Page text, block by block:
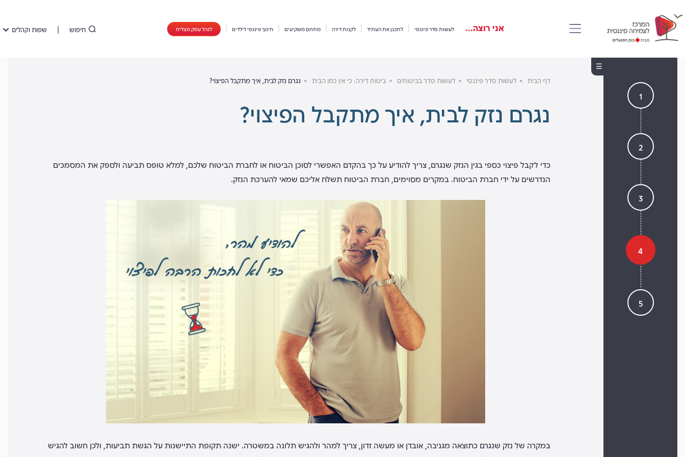
לראש
העמוד
to
main
content
to
footer
אני רוצה... לעשות סדר פיננסי לתכנן את העתיד לקנות דירה מתחם משקיעים חינוך פיננסי לילדים לנהל עסק מצליח חיפוש שפות וקהלים
1
2
3
4
5
דף הבית לעשות סדר פיננסי לעשות סדר בביטוחים ביטוח דירה: כי אין כמו הבית נגרם נזק לבית, איך מתקבל הפיצוי?
נגרם נזק לבית, איך מתקבל הפיצוי?
כדי לקבל פיצוי כספי בגין הנזק שנגרם, צריך להודיע על כך בהקדם האפשרי לסוכן הביטוח או לחברת הביטוח שלכם, למלא טופס תביעה ולספק את המסמכים
הנדרשים על ידי חברת הביטוח. במקרים מסוימים, חברת הביטוח תשלח אליכם שמאי להערכת הנזק.
במקרה של נזק שנגרם כתוצאה מגניבה, אובדן או מעשה זדון, צריך למהר ולהגיש תלונה במשטרה. ישנה תקופת התיישנות על הגשת תביעות, ולכן חשוב להגיש